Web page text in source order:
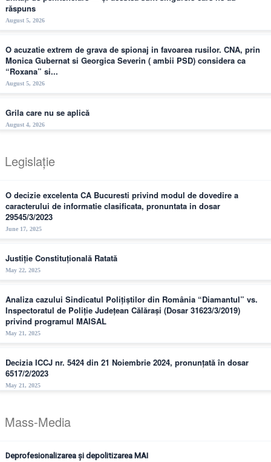
răspuns
August 5, 2026
O acuzatie extrem de grava de spionaj in favoarea rusilor. CNA, prin
Monica Gubernat si Georgica Severin ( ambii PSD) considera ca
“Roxana” si...
August 5, 2026
Grila care nu se aplică
August 4, 2026
Legislație
O decizie excelenta CA Bucuresti privind modul de dovedire a
caracterului de informatie clasificata, pronuntata in dosar
29545/3/2023
June 17, 2025
Justiție Constituțională Ratată
May 22, 2025
Analiza cazului Sindicatul Polițiștilor din România “Diamantul” vs.
Inspectoratul de Poliție Județean Călărași (Dosar 31623/3/2019)
privind programul MAISAL
May 21, 2025
Decizia ICCJ nr. 5424 din 21 Noiembrie 2024, pronunțată în dosar
6517/2/2023
May 21, 2025
Mass-Media
Deprofesionalizarea și depolitizarea MAI